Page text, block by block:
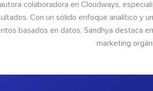
colaboradora en Cloudways,
Con un sólido enfoque analítico y
basados en datos, Sandhya destaca
marketing